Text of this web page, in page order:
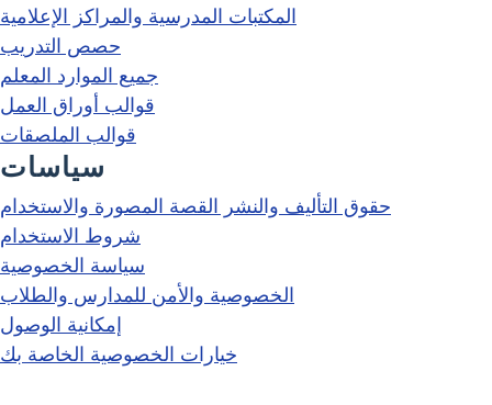
المكتبات المدرسية والمراكز الإعلامية
حصص التدريب
جميع الموارد المعلم
قوالب أوراق العمل
قوالب الملصقات
سياسات
حقوق التأليف والنشر القصة المصورة والاستخدام
شروط الاستخدام
سياسة الخصوصية
الخصوصية والأمن للمدارس والطلاب
إمكانية الوصول
خيارات الخصوصية الخاصة بك